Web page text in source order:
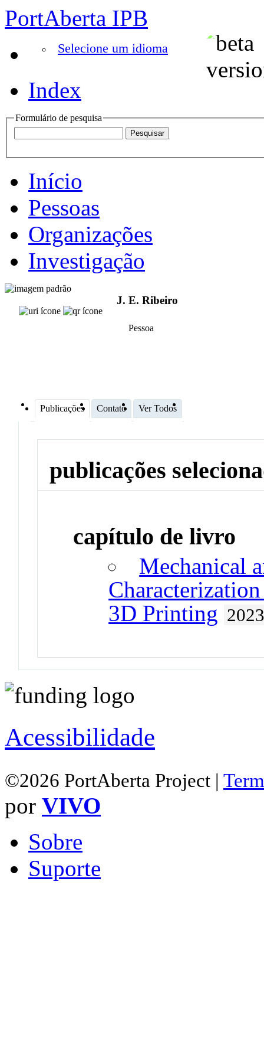
PortAberta IPB
Selecione um idioma
Index
Formulário de pesquisa
Início
Pessoas
Organizações
Investigação
J. E. Ribeiro
Pessoa
Publicações Contato Ver Todos
publicações
capítulo de livro
Mechanical
3D Printing
Acessibilidade
©2026 PortAberta Project |
por VIVO
Sobre
Suporte